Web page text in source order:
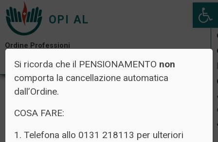
OPI AL
Ordine Professioni
Infermieristiche di Alessandria
CATEGORIA:
CATEGORIA
Si ricorda che il PENSIONAMENTO non
comporta la cancellazione automatica
dall’Ordine.
COSA FARE:
Telefona allo 0131 218113 per ulteriori